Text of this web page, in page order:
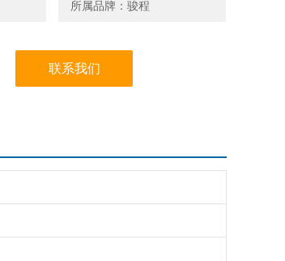
所属品牌：骏程
联系我们